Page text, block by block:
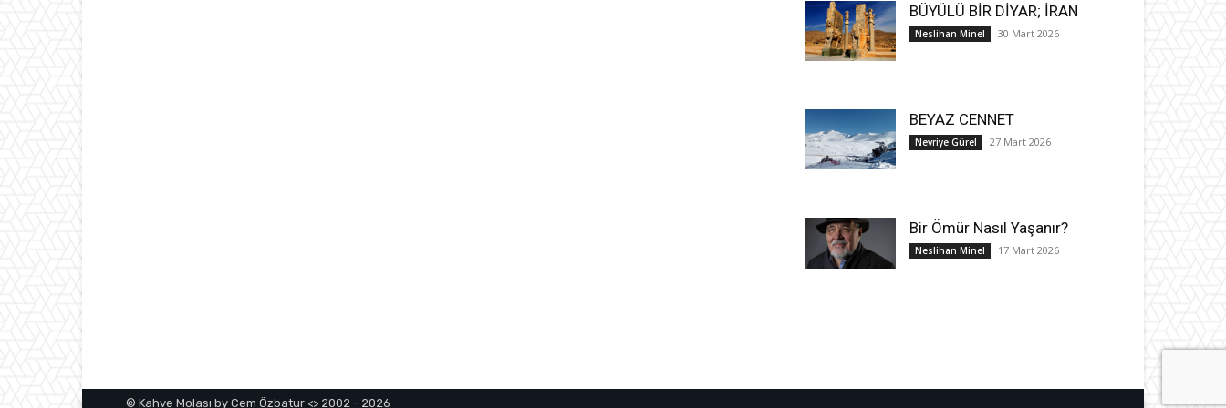
BÜYÜLÜ BİR DİYAR; İRAN
Neslihan Minel 30 Mart 2026
BEYAZ CENNET
Nevriye Gürel 27 Mart 2026
Bir Ömür Nasıl Yaşanır?
Neslihan Minel 17 Mart 2026
© Kahve Molası by Cem Özbatur <> 2002 - 2026